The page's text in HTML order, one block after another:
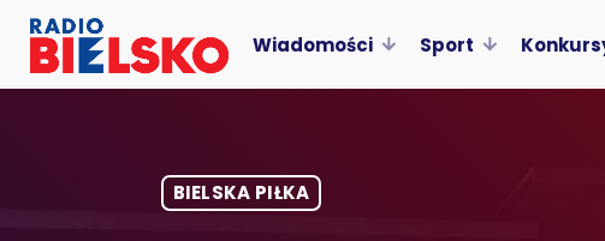
Wiadomości Sport
BIELSKA PIŁKA